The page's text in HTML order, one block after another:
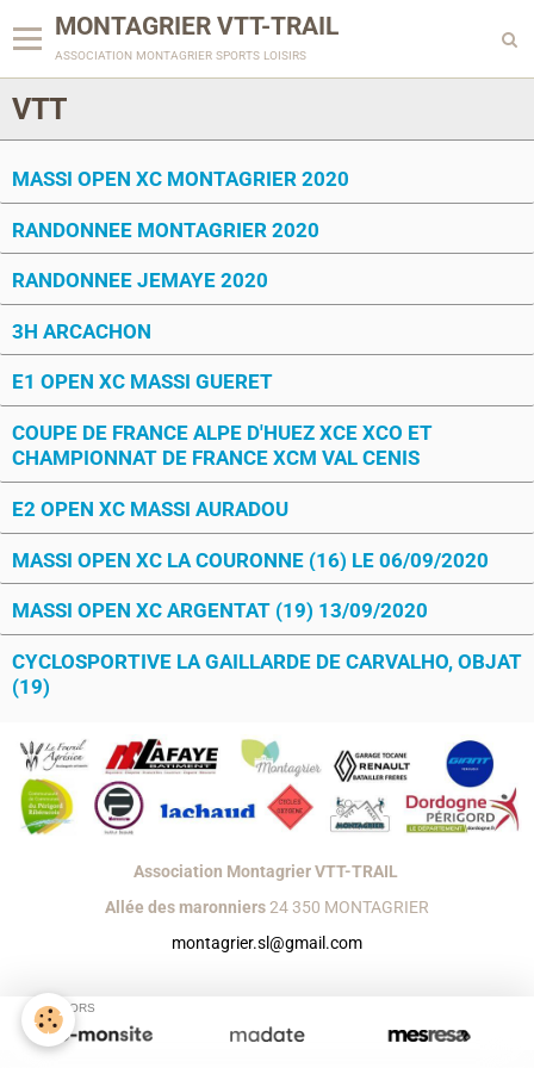
MONTAGRIER VTT-TRAIL
association montagrier sports loisirs
VTT
MASSI OPEN XC MONTAGRIER 2020
RANDONNEE MONTAGRIER 2020
RANDONNEE JEMAYE 2020
3H ARCACHON
E1 OPEN XC MASSI GUERET
COUPE DE FRANCE ALPE D'HUEZ XCE XCO ET
CHAMPIONNAT DE FRANCE XCM VAL CENIS
E2 OPEN XC MASSI AURADOU
MASSI OPEN XC LA COURONNE (16) LE 06/09/2020
MASSI OPEN XC ARGENTAT (19) 13/09/2020
CYCLOSPORTIVE LA GAILLARDE DE CARVALHO, OBJAT
(19)
Association Montagrier VTT-TRAIL
Allée des maronniers24 350 MONTAGRIER
montagrier.sl@gmail.com
SPONSORS